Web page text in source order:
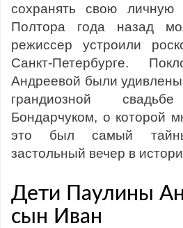
сохранять свою личную
Полтора года назад
режиссер устроили
Санкт-Петербурге.
Андреевой были
грандиозной
Бондарчуком, о которой
это был самый
застольный вечер в
Дети Паулины
сын Иван